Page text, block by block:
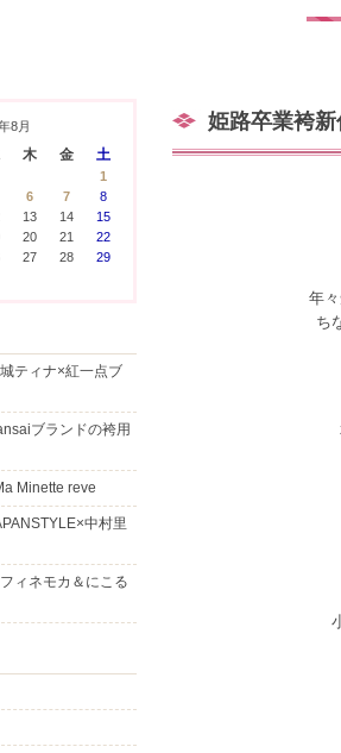
姫路卒業袴
年
ち
8月
木 金 土
1
6 7
8
13 14
15
20 21
22
27 28
29
ティナ×紅一点ブ
ブランドの袴用
Minette reve
中村里
ィネモカ＆にこる